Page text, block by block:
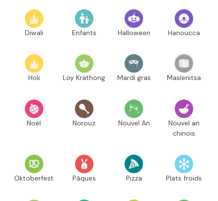
Diwali Enfants Halloween Hanoucca
Holi Loy Krathong Mardi gras Maslenitsa
Noël Norouz Nouvel An
Nouvel an
chinois
Oktoberfest Pâques Pizza Plats froids